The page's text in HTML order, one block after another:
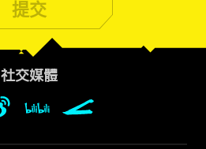
提交
社交媒體